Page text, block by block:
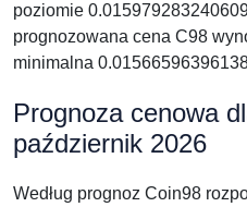
poziomie
prognozowana cena C98
minimalna
Prognoza cenowa
październik 2026
Według prognoz Coin98